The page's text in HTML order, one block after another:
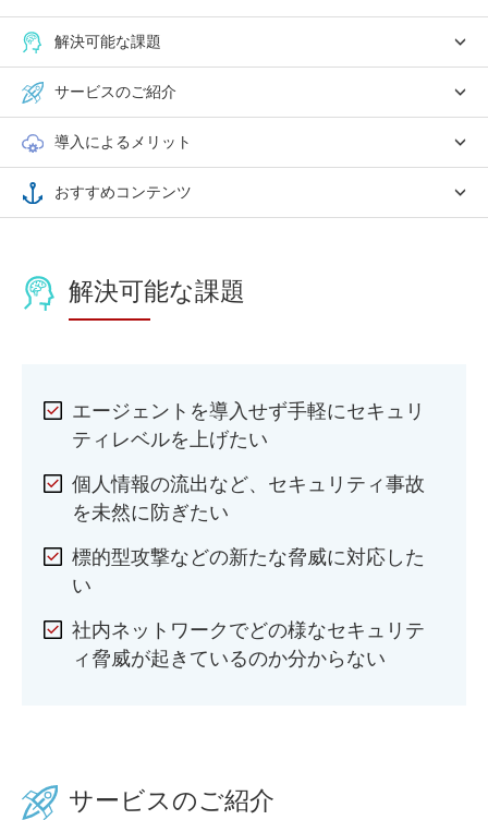
解決可能な課題
サービスのご紹介
導入によるメリット
おすすめコンテンツ
解決可能な課題
エージェントを導入せず手軽にセキュリ
ティレベルを上げたい
個人情報の流出など、セキュリティ事故
を未然に防ぎたい
標的型攻撃などの新たな脅威に対応した
い
社内ネットワークでどの様なセキュリテ
ィ脅威が起きているのか分からない
サービスのご紹介